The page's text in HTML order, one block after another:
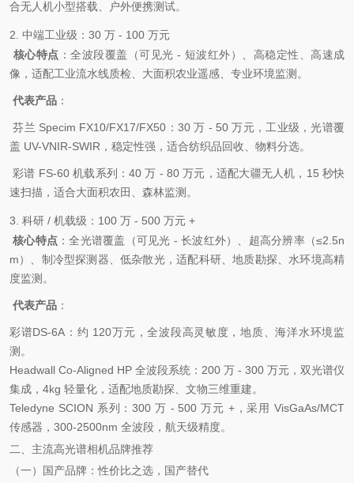
合无人机小型搭载、户外便携测试。
2. 中端工业级：30 万 - 100 万元
核心特点 ：全波段覆盖（可见光 - 短波红外）、高稳定性、高速成
像，适配工业流水线质检、大面积农业遥感、专业环境监测。
代表产品 ：
芬兰 Specim FX10/FX17/FX50：30 万 - 50 万元，工业级，光谱覆
盖 UV-VNIR-SWIR，稳定性强，适合纺织品回收、物料分选。
彩谱 FS-60 机载系列：40 万 - 80 万元，适配大疆无人机，15 秒快
速扫描，适合大面积农田、森林监测。
3. 科研 / 机载级：100 万 - 500 万元 +
核心特点 ：全光谱覆盖（可见光 - 长波红外）、超高分辨率（≤2.5n
m）、制冷型探测器、低杂散光，适配科研、地质勘探、水环境高精
度监测。
代表产品 ：
彩谱DS-6A：约 120万元，全波段高灵敏度，地质、海洋水环境监
测。
Headwall Co-Aligned HP 全波段系统：200 万 - 300 万元，双光谱仪
集成，4kg 轻量化，适配地质勘探、文物三维重建。
Teledyne SCION 系列：300 万 - 500 万元 +，采用 VisGaAs/MCT
传感器，300-2500nm 全波段，航天级精度。
二、主流高光谱相机品牌推荐
（一）国产品牌：性价比之选，国产替代